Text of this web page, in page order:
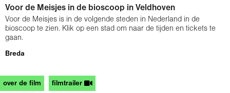
Voor de Meisjes in de bioscoop in Veldhoven
Voor de Meisjes is in de volgende steden in Nederland in de
bioscoop te zien. Klik op een stad om naar de tijden en tickets te
gaan.
Breda
over de film filmtrailer